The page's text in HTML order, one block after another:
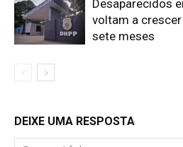
Desaparecidos
voltam a
sete meses
DEIXE UMA RESPOSTA